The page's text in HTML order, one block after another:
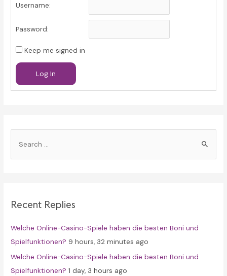
Username:
Password:
Keep me signed in
Log In
h
o
r
:
Recent Replies
Welche Online-Casino-Spiele haben die besten Boni und
Spielfunktionen? 9 hours, 32 minutes ago
Welche Online-Casino-Spiele haben die besten Boni und
Spielfunktionen? 1 day, 3 hours ago